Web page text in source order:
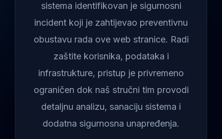
sistema identifikovan je sigurnosni
incident koji je zahtijevao preventivnu
obustavu rada ove web stranice. Radi
zaštite korisnika, podataka i
infrastrukture, pristup je privremeno
ograničen dok naš stručni tim provodi
detaljnu analizu, sanaciju sistema i
dodatna sigurnosna unapređenja.